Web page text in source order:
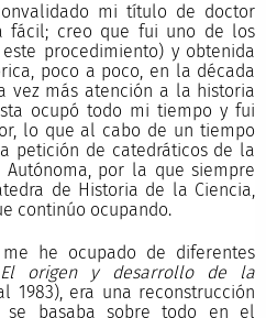
mi título de doctor
fácil; creo que fui uno de los
procedimiento) y obtenida
poco a poco, en la década
vez más atención a la historia
ocupó todo mi tiempo y fui
lo que al cabo de un tiempo
petición de catedráticos de la
por la que siempre
de Historia de la Ciencia,
continúo ocupando.
he ocupado de diferentes
El origen y desarrollo de la
1983), era una reconstrucción
se basaba sobre todo en el